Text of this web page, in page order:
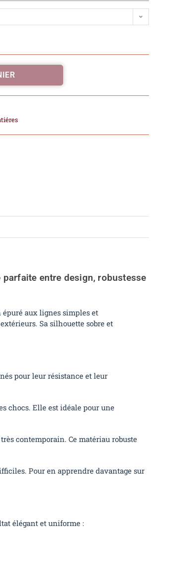
parfaite entre design, robustesse
épuré aux lignes simples et
Sa silhouette sobre et
pour leur résistance et leur
chocs. Elle est idéale pour une
contemporain. Ce matériau robuste
Pour en apprendre davantage sur
élégant et uniforme :